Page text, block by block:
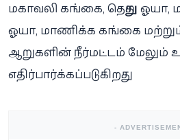
மகாவலி கங்கை, தெதுறு
ஓயா, மாணிக்க கங்கை
ஆறுகளின் நீர்மட்டம் மேலும்
எதிர்பார்க்கப்படுகிறது.
-